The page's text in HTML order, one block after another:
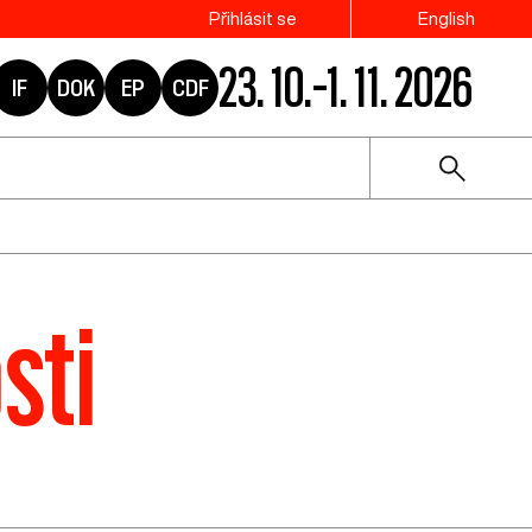
Přihlásit se English
IF DOK EP CDF 23. 10.–1. 11. 2026